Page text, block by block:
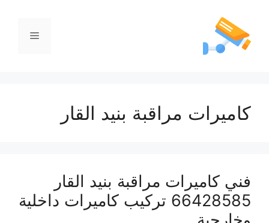
كاميرات مراقبة بنيد القار
فني كاميرات مراقبة بنيد القار
66428585 تركيب كاميرات داخلية